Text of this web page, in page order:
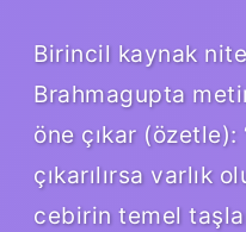
Birincil kaynak
Brahmagupta
öne çıkar (özetle):
çıkarılırsa varlık
cebirin temel